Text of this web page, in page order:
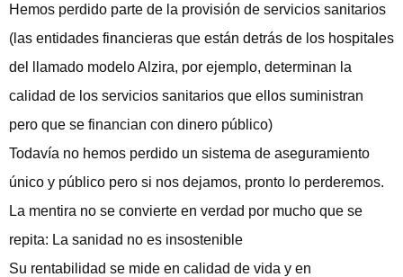
Hemos perdido parte de la provisión de servicios sanitarios
(las entidades financieras que están detrás de los hospitales
del llamado modelo Alzira, por ejemplo, determinan la
calidad de los servicios sanitarios que ellos suministran
pero que se financian con dinero público)
Todavía no hemos perdido un sistema de aseguramiento
único y público pero si nos dejamos, pronto lo perderemos.
La mentira no se convierte en verdad por mucho que se
repita: La sanidad no es insostenible
Su rentabilidad se mide en calidad de vida y en